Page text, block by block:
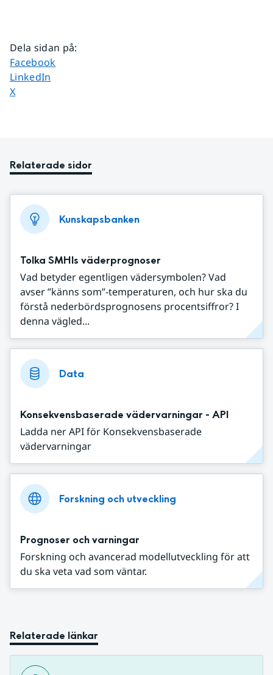
Dela sidan på:
Dela sidan på
Facebook
Dela sidan på
LinkedIn
Dela sidan på
X
Relaterade sidor
Kunskapsbanken
Tolka SMHIs väderprognoser
Vad betyder egentligen vädersymbolen? Vad
avser ”känns som”-temperaturen, och hur ska du
förstå nederbördsprognosens procentsiffror? I
denna vägled...
Data
Konsekvensbaserade vädervarningar - API
Ladda ner API för Konsekvensbaserade
vädervarningar
Forskning och utveckling
Prognoser och varningar
Forskning och avancerad modellutveckling för att
du ska veta vad som väntar.
Relaterade länkar